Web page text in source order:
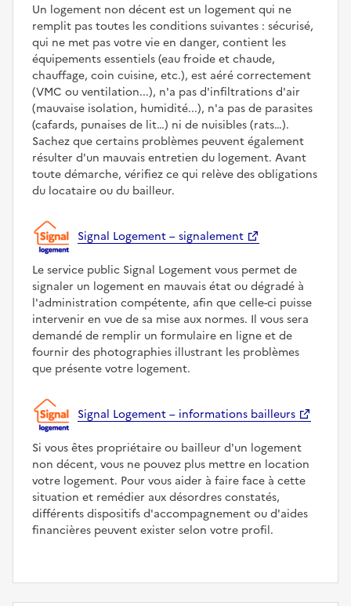
Un logement non décent est un logement qui ne
remplit pas toutes les conditions suivantes : sécurisé,
qui ne met pas votre vie en danger, contient les
équipements essentiels (eau froide et chaude,
chauffage, coin cuisine, etc.), est aéré correctement
(VMC ou ventilation...), n'a pas d'infiltrations d'air
(mauvaise isolation, humidité...), n'a pas de parasites
(cafards, punaises de lit…) ni de nuisibles (rats…).
Sachez que certains problèmes peuvent également
résulter d'un mauvais entretien du logement. Avant
toute démarche, vérifiez ce qui relève des obligations
du locataire ou du bailleur.
Signal Logement – signalement
Le service public Signal Logement vous permet de
signaler un logement en mauvais état ou dégradé à
l'administration compétente, afin que celle-ci puisse
intervenir en vue de sa mise aux normes. Il vous sera
demandé de remplir un formulaire en ligne et de
fournir des photographies illustrant les problèmes
que présente votre logement.
Signal Logement – informations bailleurs
Si vous êtes propriétaire ou bailleur d'un logement
non décent, vous ne pouvez plus mettre en location
votre logement. Pour vous aider à faire face à cette
situation et remédier aux désordres constatés,
différents dispositifs d'accompagnement ou d'aides
financières peuvent exister selon votre profil.